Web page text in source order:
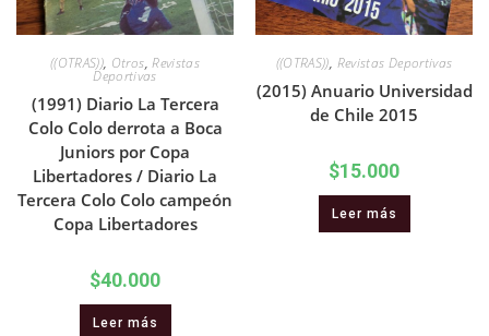
((OTRAS)), Otros,Revistas
Deportivas
(1991) Diario La Tercera
Colo Colo derrota a Boca
Juniors por Copa
Libertadores / Diario La
Tercera Colo Colo campeón
Copa Libertadores
$40.000
Leer más
((OTRAS)), Revistas Deportivas
(2015) Anuario Universidad
de Chile 2015
$15.000
Leer más